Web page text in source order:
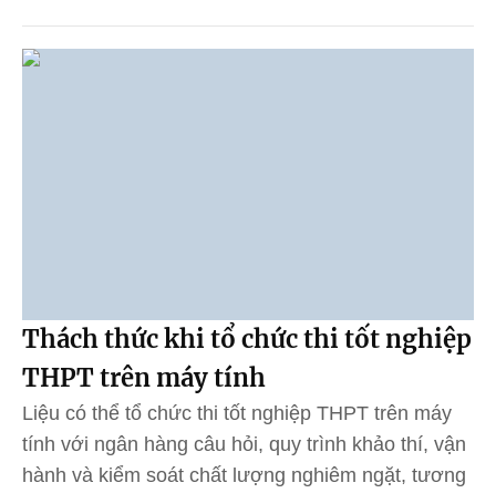
Thách thức khi tổ chức thi tốt nghiệp
THPT trên máy tính
Liệu có thể tổ chức thi tốt nghiệp THPT trên máy
tính với ngân hàng câu hỏi, quy trình khảo thí, vận
hành và kiểm soát chất lượng nghiêm ngặt, tương